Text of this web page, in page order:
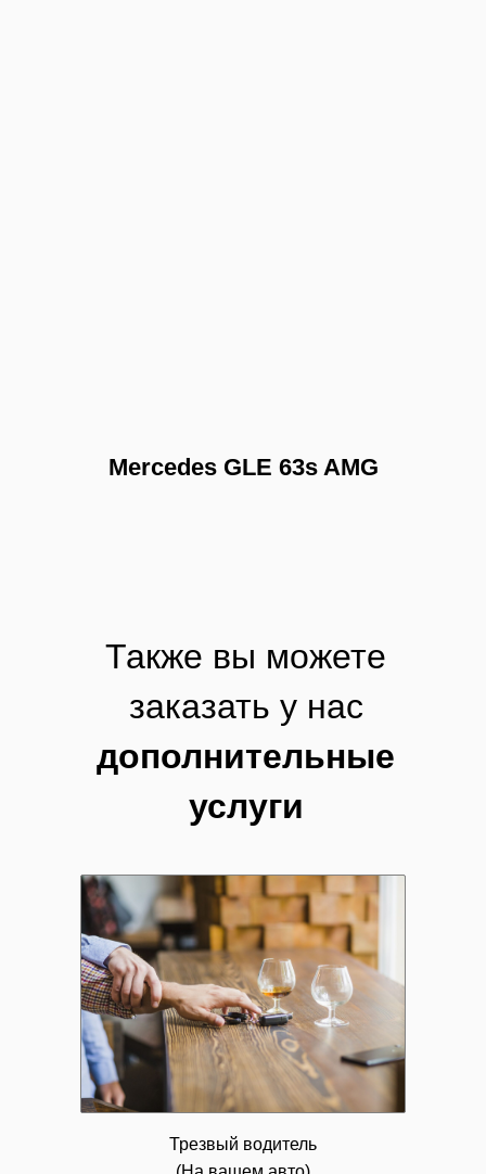
Mercedes GLE 63s AMG
Также вы можете
заказать у нас
дополнительные
услуги
Трезвый водитель